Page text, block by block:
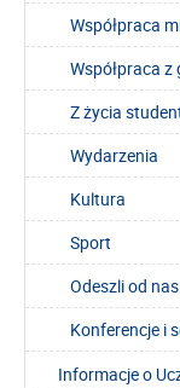
Współpraca
Współpraca
Z życia
Wydarzenia
Kultura
Sport
Odeszli od nas
Konferencje i
Informacje o